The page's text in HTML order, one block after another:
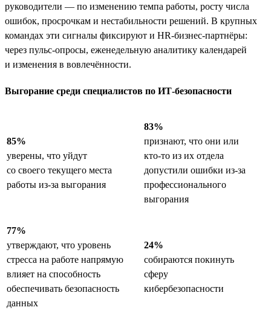
руководители — по изменению темпа работы, росту числа
ошибок, просрочкам и нестабильности решений. В крупных
командах эти сигналы фиксируют и HR-бизнес-партнёры:
через пульс-опросы, еженедельную аналитику календарей
и изменения в вовлечённости.
Выгорание среди специалистов по ИТ-безопасности
85%
уверены, что уйдут
со своего текущего места
работы из-за выгорания
83%
признают, что они или
кто-то из их отдела
допустили ошибки из-за
профессионального
выгорания
77%
утверждают, что уровень
стресса на работе напрямую
влияет на способность
обеспечивать безопасность
данных
24%
собираются покинуть
сферу
кибербезопасности